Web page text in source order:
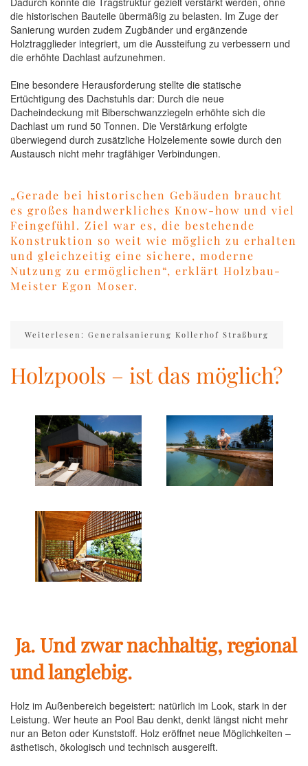
die historischen Bauteile übermäßig zu belasten. Im Zuge der
Sanierung wurden zudem Zugbänder und ergänzende
Holztragglieder integriert, um die Aussteifung zu verbessern und
die erhöhte Dachlast aufzunehmen.
Eine besondere Herausforderung stellte die statische
Ertüchtigung des Dachstuhls dar: Durch die neue
Dacheindeckung mit Biberschwanzziegeln erhöhte sich die
Dachlast um rund 50 Tonnen. Die Verstärkung erfolgte
überwiegend durch zusätzliche Holzelemente sowie durch den
Austausch nicht mehr tragfähiger Verbindungen.
„Gerade bei historischen Gebäuden braucht
es großes handwerkliches Know-how und viel
Feingefühl. Ziel war es, die bestehende
Konstruktion so weit wie möglich zu erhalten
und gleichzeitig eine sichere, moderne
Nutzung zu ermöglichen“, erklärt Holzbau-
Meister Egon Moser.
Weiterlesen: Generalsanierung Kollerhof Straßburg
Holzpools – ist das möglich?
Ja. Und zwar nachhaltig, regional
und langlebig.
Holz im Außenbereich begeistert: natürlich im Look, stark in der
Leistung. Wer heute an Pool Bau denkt, denkt längst nicht mehr
nur an Beton oder Kunststoff. Holz eröffnet neue Möglichkeiten –
ästhetisch, ökologisch und technisch ausgereift.